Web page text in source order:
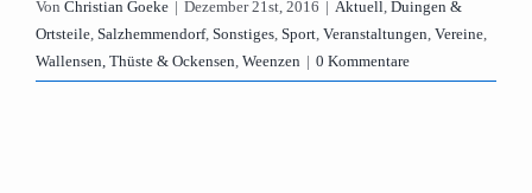
Von Christian Goeke | Dezember 21st, 2016 | Aktuell, Duingen &
Ortsteile, Salzhemmendorf, Sonstiges, Sport, Veranstaltungen, Vereine,
Wallensen, Thüste & Ockensen, Weenzen | 0 Kommentare